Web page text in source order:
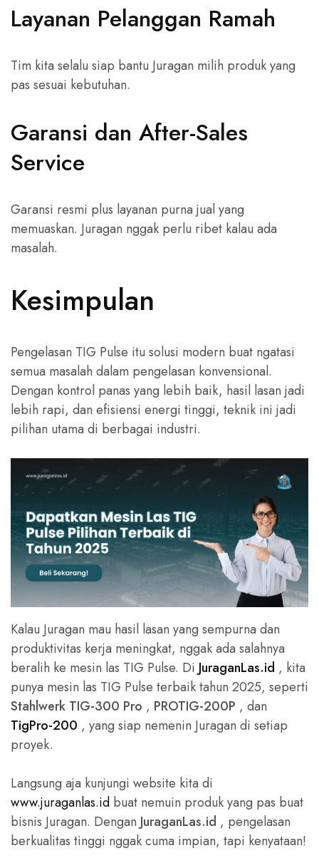
Layanan Pelanggan Ramah
Tim kita selalu siap bantu Juragan milih produk yang
pas sesuai kebutuhan.
Garansi dan After-Sales
Service
Garansi resmi plus layanan purna jual yang
memuaskan. Juragan nggak perlu ribet kalau ada
masalah.
Kesimpulan
Pengelasan TIG Pulse itu solusi modern buat ngatasi
semua masalah dalam pengelasan konvensional.
Dengan kontrol panas yang lebih baik, hasil lasan jadi
lebih rapi, dan efisiensi energi tinggi, teknik ini jadi
pilihan utama di berbagai industri.
Kalau Juragan mau hasil lasan yang sempurna dan
produktivitas kerja meningkat, nggak ada salahnya
beralih ke mesin las TIG Pulse. DiJuraganLas.id , kita
punya mesin las TIG Pulse terbaik tahun 2025, seperti
Stahlwerk TIG-300 Pro , PROTIG-200P , dan
TigPro-200 , yang siap nemenin Juragan di setiap
proyek.
Langsung aja kunjungi website kita di
www.juraganlas.id buat nemuin produk yang pas buat
bisnis Juragan. DenganJuraganLas.id , pengelasan
berkualitas tinggi nggak cuma impian, tapi kenyataan!